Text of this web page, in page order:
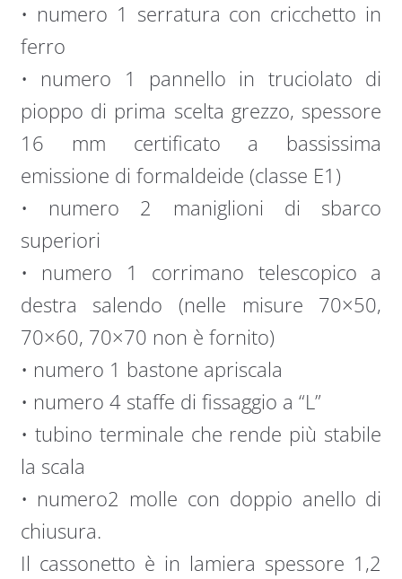
• numero 1 serratura con cricchetto in
ferro
• numero 1 pannello in truciolato di
pioppo di prima scelta grezzo, spessore
16 mm certificato a bassissima
emissione di formaldeide (classe E1)
• numero 2 maniglioni di sbarco
superiori
• numero 1 corrimano telescopico a
destra salendo (nelle misure 70×50,
70×60, 70×70 non è fornito)
• numero 1 bastone apriscala
• numero 4 staffe di fissaggio a “L”
• tubino terminale che rende più stabile
la scala
• numero2 molle con doppio anello di
chiusura.
Il cassonetto è in lamiera spessore 1,2